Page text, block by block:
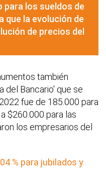
para los sueldos de
que la evolución de
de precios del
también
del Bancario' que se
fue de 185.000 para
$260.000 para las
los empresarios del
% para jubilados y